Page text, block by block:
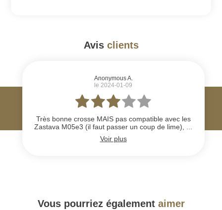
Avis clients
Anonymous A.
le 2024-01-09
Très bonne crosse MAIS pas compatible avec les
Zastava M05e3 (il faut passer un coup de lime), ...
Voir plus
Vous pourriez également aimer